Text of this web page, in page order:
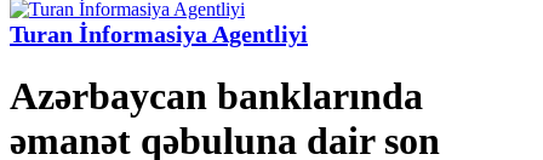
Turan İnformasiya Agentliyi
Azərbaycan banklarında
əmanət qəbuluna dair son